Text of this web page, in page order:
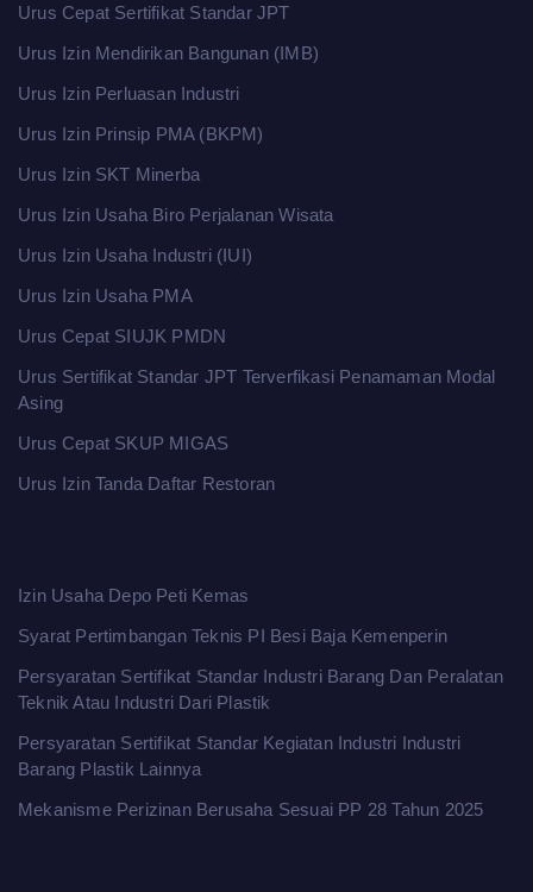
Urus Cepat Sertifikat Standar JPT
Urus Izin Mendirikan Bangunan (IMB)
Urus Izin Perluasan Industri
Urus Izin Prinsip PMA (BKPM)
Urus Izin SKT Minerba
Urus Izin Usaha Biro Perjalanan Wisata
Urus Izin Usaha Industri (IUI)
Urus Izin Usaha PMA
Urus Cepat SIUJK PMDN
Urus Sertifikat Standar JPT Terverfikasi Penamaman Modal
Asing
Urus Cepat SKUP MIGAS
Urus Izin Tanda Daftar Restoran
Izin Usaha Depo Peti Kemas
Syarat Pertimbangan Teknis PI Besi Baja Kemenperin
Persyaratan Sertifikat Standar Industri Barang Dan Peralatan
Teknik Atau Industri Dari Plastik
Persyaratan Sertifikat Standar Kegiatan Industri Industri
Barang Plastik Lainnya
Mekanisme Perizinan Berusaha Sesuai PP 28 Tahun 2025